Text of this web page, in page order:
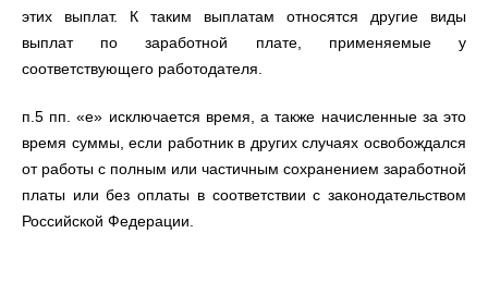
этих выплат. К таким выплатам относятся другие виды
выплат по заработной плате, применяемые у
соответствующего работодателя.
п.5 пп. «е» исключается время, а также начисленные за это
время суммы, если работник в других случаях освобождался
от работы с полным или частичным сохранением заработной
платы или без оплаты в соответствии с законодательством
Российской Федерации.